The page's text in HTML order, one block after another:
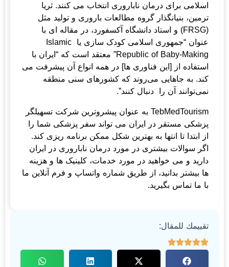
اسلامی برای درمان ناباروری انتخاب می کنند. ثریا
ترمین، بنیانگذار گروه مطالعات باروری و تولید مثل
(FRSG) و استاد دانشگاه آکسفورد، در مقاله ای با
عنوان “جمهوری اسلامی کودک سازی یا Islamic
Republic of Baby-Making” معتقد است که “ایران با
استفاده از [این فناوری ها] در همه انواع آن پیشرفت می
کند. به جاهایی می‌روند که کشورهای سنی منطقه
نمی‌توانند آن را دنبال کنند”.
TebMedTourism به عنوان پیشروترین شرکت تسهیلگر
پزشکی مستقر در ایران می تواند سفر پزشکی شما را
از ابتدا تا انتها به بهترین شکل ممکن برنامه ریزی کند.
اگر سوالات بیشتری در مورد درمان ناباروری در ایران
دارید و می خواهید در مورد خدمات، کلینیک ها و هزینه
ها بیشتر بدانید، از طریق شماره واتساپ و فرم آنلاین ما
با ما تماس بگیرید.
تقييمك للمقال: